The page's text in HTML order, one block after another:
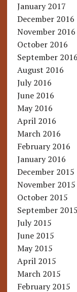
January 2017
December 2016
November 2016
October 2016
September 2016
August 2016
July 2016
June 2016
May 2016
April 2016
March 2016
February 2016
January 2016
December 2015
November 2015
October 2015
September 2015
July 2015
June 2015
May 2015
April 2015
March 2015
February 2015